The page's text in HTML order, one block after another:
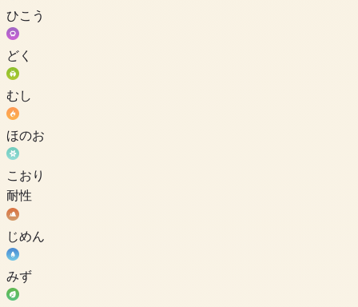
ひこう
どく
むし
ほのお
こおり
耐性
じめん
みず